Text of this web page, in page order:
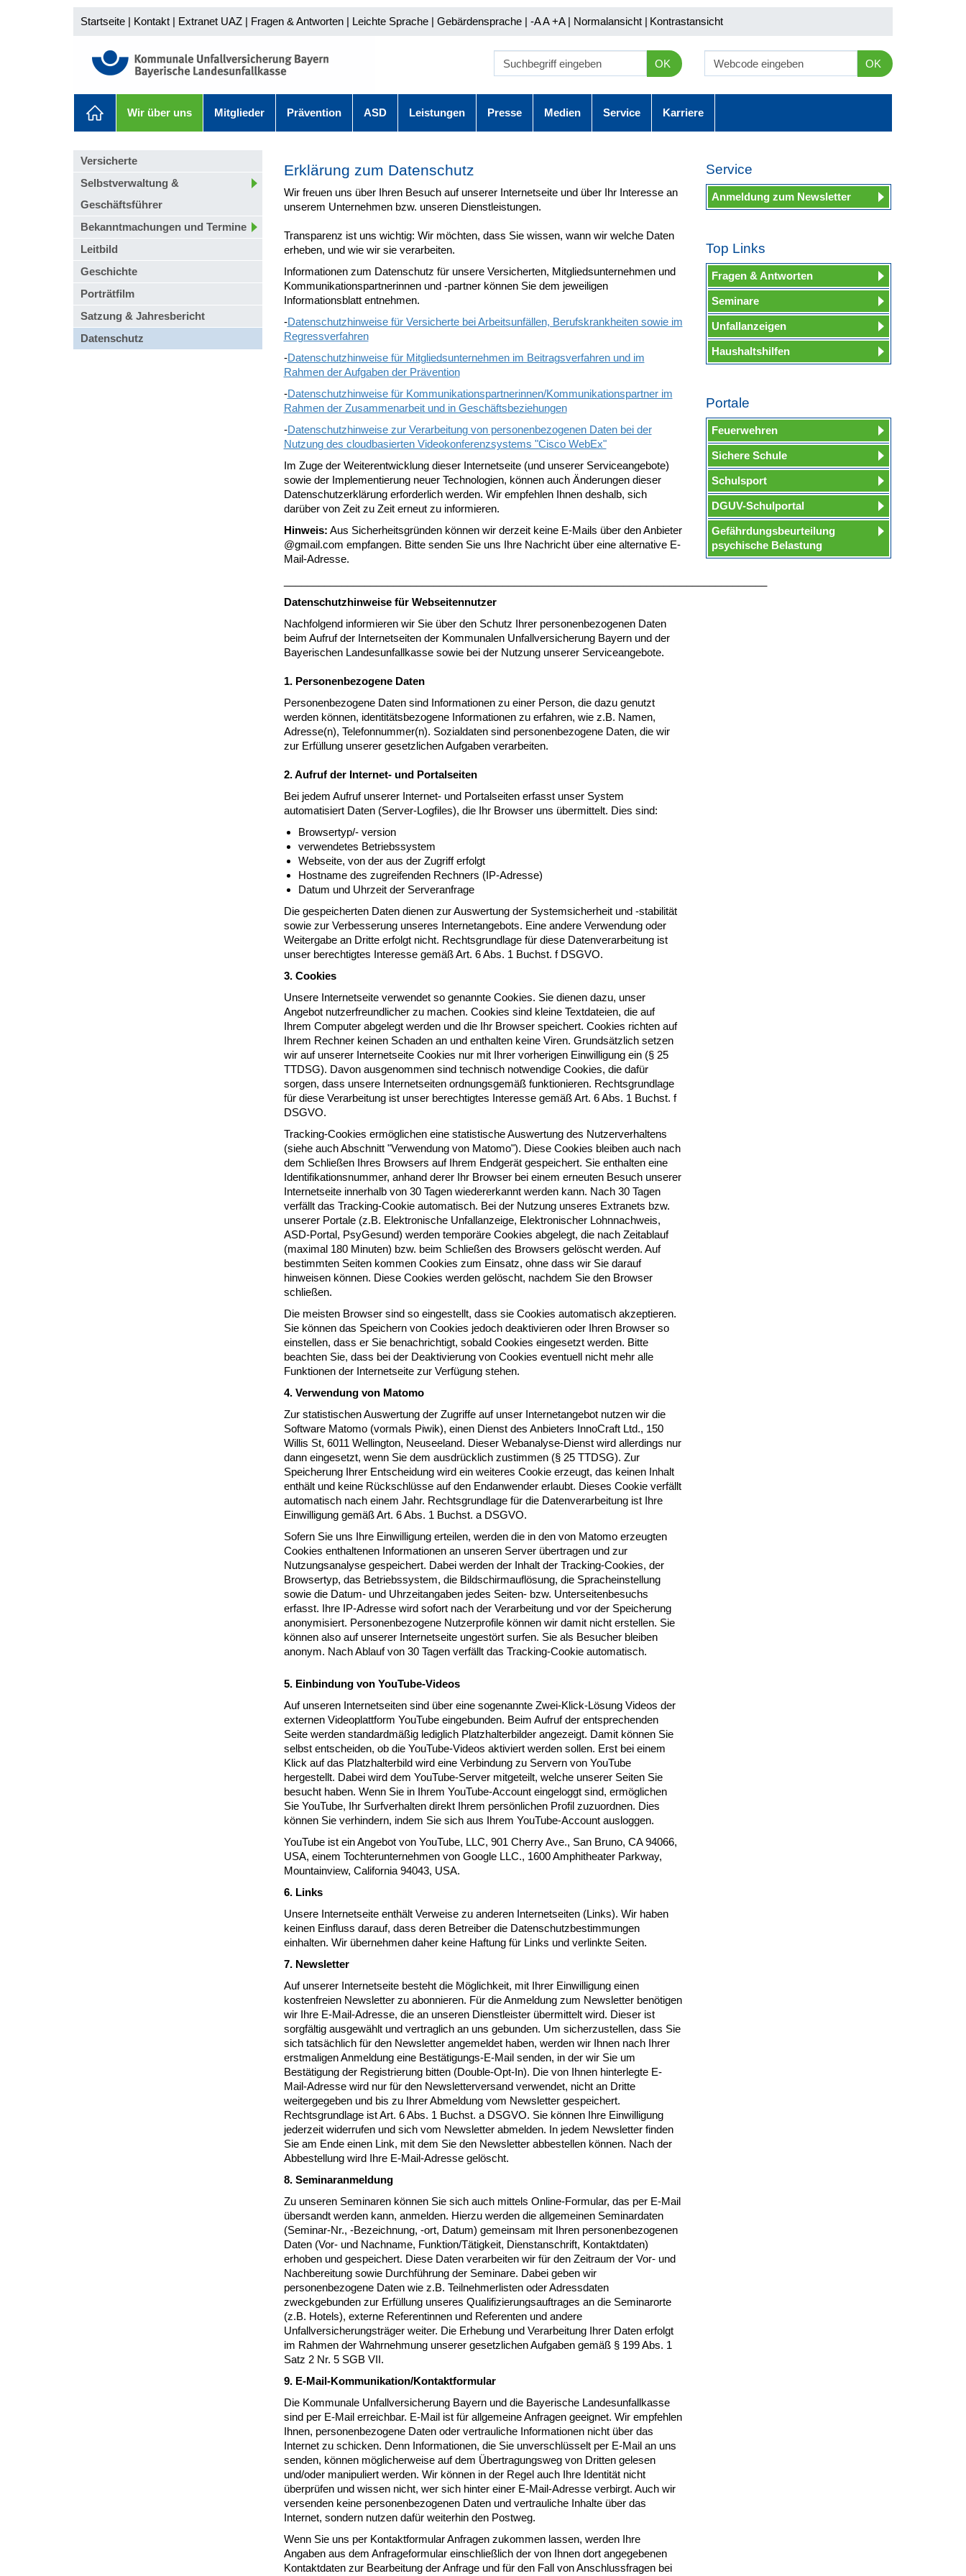
Startseite | Kontakt | Extranet UAZ | Fragen & Antworten | Leichte Sprache | Gebärdensprache | -A A+A | Normalansicht | Kontrastansicht
OK OK
Wir über uns Mitglieder Prävention ASD Leistungen Presse Medien Service Karriere
Versicherte
Selbstverwaltung &
Geschäftsführer
Bekanntmachungen und Termine
Leitbild
Geschichte
Porträtfilm
Satzung & Jahresbericht
Datenschutz
Erklärung zum Datenschutz
Wir freuen uns über Ihren Besuch auf unserer Internetseite und über Ihr Interesse an
unserem Unternehmen bzw. unseren Dienstleistungen.
Transparenz ist uns wichtig: Wir möchten, dass Sie wissen, wann wir welche Daten
erheben, und wie wir sie verarbeiten.
Informationen zum Datenschutz für unsere Versicherten, Mitgliedsunternehmen und
Kommunikationspartnerinnen und -partner können Sie dem jeweiligen
Informationsblatt entnehmen.
-Datenschutzhinweise für Versicherte bei Arbeitsunfällen, Berufskrankheiten sowie im
Regressverfahren
-Datenschutzhinweise für Mitgliedsunternehmen im Beitragsverfahren und im
Rahmen der Aufgaben der Prävention
-Datenschutzhinweise für Kommunikationspartnerinnen/Kommunikationspartner im
Rahmen der Zusammenarbeit und in Geschäftsbeziehungen
-Datenschutzhinweise zur Verarbeitung von personenbezogenen Daten bei der
Nutzung des cloudbasierten Videokonferenzsystems "Cisco WebEx"
Im Zuge der Weiterentwicklung dieser Internetseite (und unserer Serviceangebote)
sowie der Implementierung neuer Technologien, können auch Änderungen dieser
Datenschutzerklärung erforderlich werden. Wir empfehlen Ihnen deshalb, sich
darüber von Zeit zu Zeit erneut zu informieren.
Hinweis: Aus Sicherheitsgründen können wir derzeit keine E-Mails über den Anbieter
@gmail.com empfangen. Bitte senden Sie uns Ihre Nachricht über eine alternative E-
Mail-Adresse.
Datenschutzhinweise für Webseitennutzer
Nachfolgend informieren wir Sie über den Schutz Ihrer personenbezogenen Daten
beim Aufruf der Internetseiten der Kommunalen Unfallversicherung Bayern und der
Bayerischen Landesunfallkasse sowie bei der Nutzung unserer Serviceangebote.
1. Personenbezogene Daten
Personenbezogene Daten sind Informationen zu einer Person, die dazu genutzt
werden können, identitätsbezogene Informationen zu erfahren, wie z.B. Namen,
Adresse(n), Telefonnummer(n). Sozialdaten sind personenbezogene Daten, die wir
zur Erfüllung unserer gesetzlichen Aufgaben verarbeiten.
2. Aufruf der Internet- und Portalseiten
Bei jedem Aufruf unserer Internet- und Portalseiten erfasst unser System
automatisiert Daten (Server-Logfiles), die Ihr Browser uns übermittelt. Dies sind:
Browsertyp/- version
verwendetes Betriebssystem
Webseite, von der aus der Zugriff erfolgt
Hostname des zugreifenden Rechners (IP-Adresse)
Datum und Uhrzeit der Serveranfrage
Die gespeicherten Daten dienen zur Auswertung der Systemsicherheit und -stabilität
sowie zur Verbesserung unseres Internetangebots. Eine andere Verwendung oder
Weitergabe an Dritte erfolgt nicht. Rechtsgrundlage für diese Datenverarbeitung ist
unser berechtigtes Interesse gemäß Art. 6 Abs. 1 Buchst. f DSGVO.
3. Cookies
Unsere Internetseite verwendet so genannte Cookies. Sie dienen dazu, unser
Angebot nutzerfreundlicher zu machen. Cookies sind kleine Textdateien, die auf
Ihrem Computer abgelegt werden und die Ihr Browser speichert. Cookies richten auf
Ihrem Rechner keinen Schaden an und enthalten keine Viren. Grundsätzlich setzen
wir auf unserer Internetseite Cookies nur mit Ihrer vorherigen Einwilligung ein (§ 25
TTDSG). Davon ausgenommen sind technisch notwendige Cookies, die dafür
sorgen, dass unsere Internetseiten ordnungsgemäß funktionieren. Rechtsgrundlage
für diese Verarbeitung ist unser berechtigtes Interesse gemäß Art. 6 Abs. 1 Buchst. f
DSGVO.
Tracking-Cookies ermöglichen eine statistische Auswertung des Nutzerverhaltens
(siehe auch Abschnitt "Verwendung von Matomo"). Diese Cookies bleiben auch nach
dem Schließen Ihres Browsers auf Ihrem Endgerät gespeichert. Sie enthalten eine
Identifikationsnummer, anhand derer Ihr Browser bei einem erneuten Besuch unserer
Internetseite innerhalb von 30 Tagen wiedererkannt werden kann. Nach 30 Tagen
verfällt das Tracking-Cookie automatisch. Bei der Nutzung unseres Extranets bzw.
unserer Portale (z.B. Elektronische Unfallanzeige, Elektronischer Lohnnachweis,
ASD-Portal, PsyGesund) werden temporäre Cookies abgelegt, die nach Zeitablauf
(maximal 180 Minuten) bzw. beim Schließen des Browsers gelöscht werden. Auf
bestimmten Seiten kommen Cookies zum Einsatz, ohne dass wir Sie darauf
hinweisen können. Diese Cookies werden gelöscht, nachdem Sie den Browser
schließen.
Die meisten Browser sind so eingestellt, dass sie Cookies automatisch akzeptieren.
Sie können das Speichern von Cookies jedoch deaktivieren oder Ihren Browser so
einstellen, dass er Sie benachrichtigt, sobald Cookies eingesetzt werden. Bitte
beachten Sie, dass bei der Deaktivierung von Cookies eventuell nicht mehr alle
Funktionen der Internetseite zur Verfügung stehen.
4. Verwendung von Matomo
Zur statistischen Auswertung der Zugriffe auf unser Internetangebot nutzen wir die
Software Matomo (vormals Piwik), einen Dienst des Anbieters InnoCraft Ltd., 150
Willis St, 6011 Wellington, Neuseeland. Dieser Webanalyse-Dienst wird allerdings nur
dann eingesetzt, wenn Sie dem ausdrücklich zustimmen (§ 25 TTDSG). Zur
Speicherung Ihrer Entscheidung wird ein weiteres Cookie erzeugt, das keinen Inhalt
enthält und keine Rückschlüsse auf den Endanwender erlaubt. Dieses Cookie verfällt
automatisch nach einem Jahr. Rechtsgrundlage für die Datenverarbeitung ist Ihre
Einwilligung gemäß Art. 6 Abs. 1 Buchst. a DSGVO.
Sofern Sie uns Ihre Einwilligung erteilen, werden die in den von Matomo erzeugten
Cookies enthaltenen Informationen an unseren Server übertragen und zur
Nutzungsanalyse gespeichert. Dabei werden der Inhalt der Tracking-Cookies, der
Browsertyp, das Betriebssystem, die Bildschirmauflösung, die Spracheinstellung
sowie die Datum- und Uhrzeitangaben jedes Seiten- bzw. Unterseitenbesuchs
erfasst. Ihre IP-Adresse wird sofort nach der Verarbeitung und vor der Speicherung
anonymisiert. Personenbezogene Nutzerprofile können wir damit nicht erstellen. Sie
können also auf unserer Internetseite ungestört surfen. Sie als Besucher bleiben
anonym. Nach Ablauf von 30 Tagen verfällt das Tracking-Cookie automatisch.
5. Einbindung von YouTube-Videos
Auf unseren Internetseiten sind über eine sogenannte Zwei-Klick-Lösung Videos der
externen Videoplattform YouTube eingebunden. Beim Aufruf der entsprechenden
Seite werden standardmäßig lediglich Platzhalterbilder angezeigt. Damit können Sie
selbst entscheiden, ob die YouTube-Videos aktiviert werden sollen. Erst bei einem
Klick auf das Platzhalterbild wird eine Verbindung zu Servern von YouTube
hergestellt. Dabei wird dem YouTube-Server mitgeteilt, welche unserer Seiten Sie
besucht haben. Wenn Sie in Ihrem YouTube-Account eingeloggt sind, ermöglichen
Sie YouTube, Ihr Surfverhalten direkt Ihrem persönlichen Profil zuzuordnen. Dies
können Sie verhindern, indem Sie sich aus Ihrem YouTube-Account ausloggen.
YouTube ist ein Angebot von YouTube, LLC, 901 Cherry Ave., San Bruno, CA 94066,
USA, einem Tochterunternehmen von Google LLC., 1600 Amphitheater Parkway,
Mountainview, California 94043, USA.
6. Links
Unsere Internetseite enthält Verweise zu anderen Internetseiten (Links). Wir haben
keinen Einfluss darauf, dass deren Betreiber die Datenschutzbestimmungen
einhalten. Wir übernehmen daher keine Haftung für Links und verlinkte Seiten.
7. Newsletter
Auf unserer Internetseite besteht die Möglichkeit, mit Ihrer Einwilligung einen
kostenfreien Newsletter zu abonnieren. Für die Anmeldung zum Newsletter benötigen
wir Ihre E-Mail-Adresse, die an unseren Dienstleister übermittelt wird. Dieser ist
sorgfältig ausgewählt und vertraglich an uns gebunden. Um sicherzustellen, dass Sie
sich tatsächlich für den Newsletter angemeldet haben, werden wir Ihnen nach Ihrer
erstmaligen Anmeldung eine Bestätigungs-E-Mail senden, in der wir Sie um
Bestätigung der Registrierung bitten (Double-Opt-In). Die von Ihnen hinterlegte E-
Mail-Adresse wird nur für den Newsletterversand verwendet, nicht an Dritte
weitergegeben und bis zu Ihrer Abmeldung vom Newsletter gespeichert.
Rechtsgrundlage ist Art. 6 Abs. 1 Buchst. a DSGVO. Sie können Ihre Einwilligung
jederzeit widerrufen und sich vom Newsletter abmelden. In jedem Newsletter finden
Sie am Ende einen Link, mit dem Sie den Newsletter abbestellen können. Nach der
Abbestellung wird Ihre E-Mail-Adresse gelöscht.
8. Seminaranmeldung
Zu unseren Seminaren können Sie sich auch mittels Online-Formular, das per E-Mail
übersandt werden kann, anmelden. Hierzu werden die allgemeinen Seminardaten
(Seminar-Nr., -Bezeichnung, -ort, Datum) gemeinsam mit Ihren personenbezogenen
Daten (Vor- und Nachname, Funktion/Tätigkeit, Dienstanschrift, Kontaktdaten)
erhoben und gespeichert. Diese Daten verarbeiten wir für den Zeitraum der Vor- und
Nachbereitung sowie Durchführung der Seminare. Dabei geben wir
personenbezogene Daten wie z.B. Teilnehmerlisten oder Adressdaten
zweckgebunden zur Erfüllung unseres Qualifizierungsauftrages an die Seminarorte
(z.B. Hotels), externe Referentinnen und Referenten und andere
Unfallversicherungsträger weiter. Die Erhebung und Verarbeitung Ihrer Daten erfolgt
im Rahmen der Wahrnehmung unserer gesetzlichen Aufgaben gemäß § 199 Abs. 1
Satz 2 Nr. 5 SGB VII.
9. E-Mail-Kommunikation/Kontaktformular
Die Kommunale Unfallversicherung Bayern und die Bayerische Landesunfallkasse
sind per E-Mail erreichbar. E-Mail ist für allgemeine Anfragen geeignet. Wir empfehlen
Ihnen, personenbezogene Daten oder vertrauliche Informationen nicht über das
Internet zu schicken. Denn Informationen, die Sie unverschlüsselt per E-Mail an uns
senden, können möglicherweise auf dem Übertragungsweg von Dritten gelesen
und/oder manipuliert werden. Wir können in der Regel auch Ihre Identität nicht
überprüfen und wissen nicht, wer sich hinter einer E-Mail-Adresse verbirgt. Auch wir
versenden keine personenbezogenen Daten und vertrauliche Inhalte über das
Internet, sondern nutzen dafür weiterhin den Postweg.
Wenn Sie uns per Kontaktformular Anfragen zukommen lassen, werden Ihre
Angaben aus dem Anfrageformular einschließlich der von Ihnen dort angegebenen
Kontaktdaten zur Bearbeitung der Anfrage und für den Fall von Anschlussfragen bei
Service
Anmeldung zum Newsletter
Top Links
Fragen & Antworten
Seminare
Unfallanzeigen
Haushaltshilfen
Portale
Feuerwehren
Sichere Schule
Schulsport
DGUV-Schulportal
Gefährdungsbeurteilung
psychische Belastung